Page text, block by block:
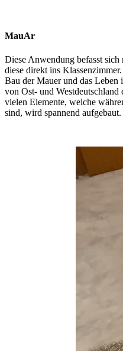
MauAr
Diese Anwendung befasst
diese direkt ins
Bau der Mauer und das Leben
von Ost- und Westdeutschland
vielen Elemente, welche
sind, wird spannend aufgebaut.